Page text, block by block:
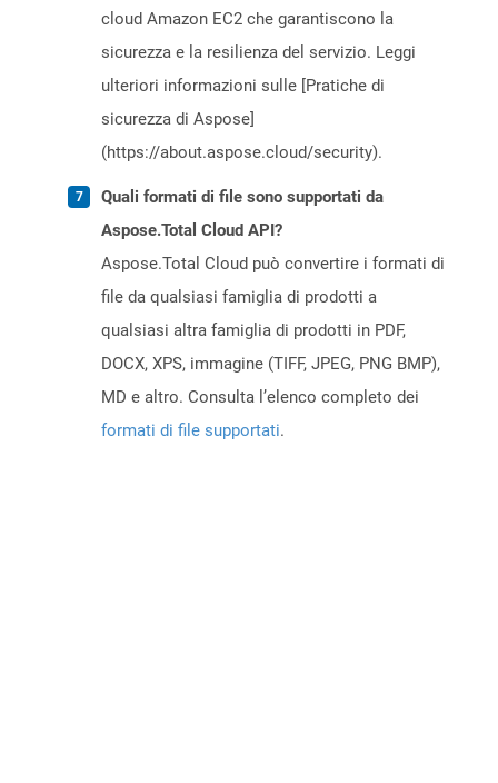
cloud Amazon EC2 che garantiscono la
sicurezza e la resilienza del servizio. Leggi
ulteriori informazioni sulle [Pratiche di
sicurezza di Aspose]
(https://about.aspose.cloud/security).
Quali formati di file sono supportati da
Aspose.Total Cloud API?
Aspose.Total Cloud può convertire i formati di
file da qualsiasi famiglia di prodotti a
qualsiasi altra famiglia di prodotti in PDF,
DOCX, XPS, immagine (TIFF, JPEG, PNG BMP),
MD e altro. Consulta l’elenco completo dei
formati di file supportati.